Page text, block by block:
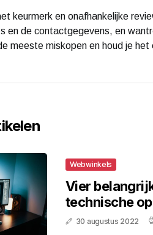
keurmerk en onafhankelijke
en de contactgegevens, en
meeste miskopen en houd je het
Webwinkels
Vier
technische
30 augustus 2022